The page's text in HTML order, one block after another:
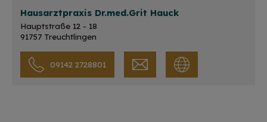
Hausarztpraxis Dr.med.Grit Hauck
Hauptstraße 12 - 18
91757 Treuchtlingen
09142 2728801